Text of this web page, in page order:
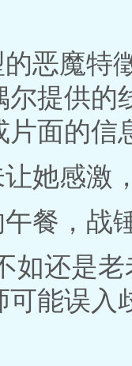
恶魔特
尔提供的
片面的信
她感激
餐，战
如还是
能误入